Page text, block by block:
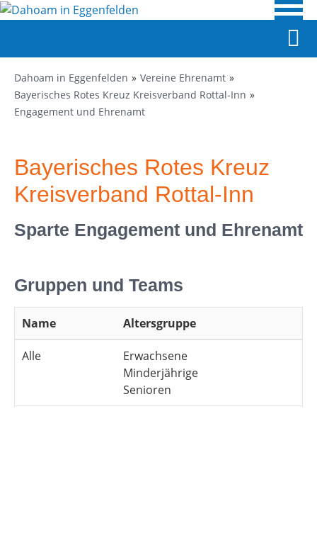
Dahoam in Eggenfelden
Vereine Ehrenamt
Bayerisches Rotes Kreuz Kreisverband Rottal-Inn
Engagement und Ehrenamt
Bayerisches Rotes Kreuz
Kreisverband Rottal-Inn
Sparte Engagement und Ehrenamt
Gruppen und Teams
Name Altersgruppe
Alle
Erwachsene
Minderjährige
Senioren